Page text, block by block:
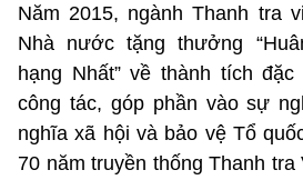
Năm 2015, ngành Thanh tra
Nhà nước tặng thưởng
hạng Nhất” về thành tích
công tác, góp phần vào sự
nghĩa xã hội và bảo vệ Tổ
70 năm truyền thống Thanh